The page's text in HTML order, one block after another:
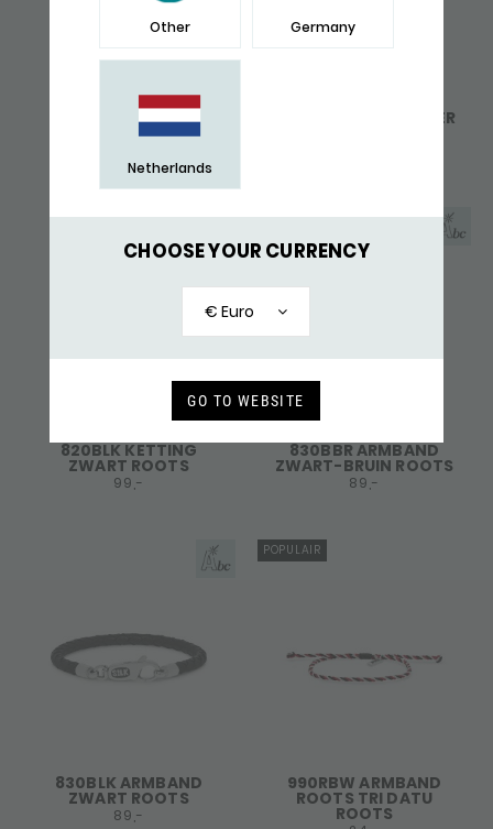
Other Germany
Netherlands
CHOOSE YOUR CURRENCY
€ Euro
GO TO WEBSITE
682 HANGER ZILVER
ROOTS
763 OORBELLEN ZILVER
820BLK KETTING
ZWART ROOTS
99,-
830BBR ARMBAND
ZWART-BRUIN ROOTS
89,-
830BLK ARMBAND
ZWART ROOTS
89,-
POPULAIR
990RBW ARMBAND
ROOTS TRI DATU
ROOTS